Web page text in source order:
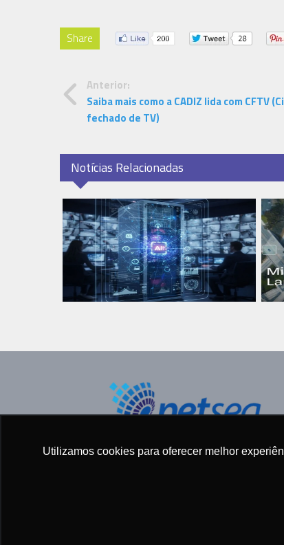
Utilizamos cookies para oferecer melhor
Share
Anterior:
Saiba mais como a CADIZ lida com CFTV
fechado de TV)
Notícias Relacionadas
Todos os direitos reservados ©